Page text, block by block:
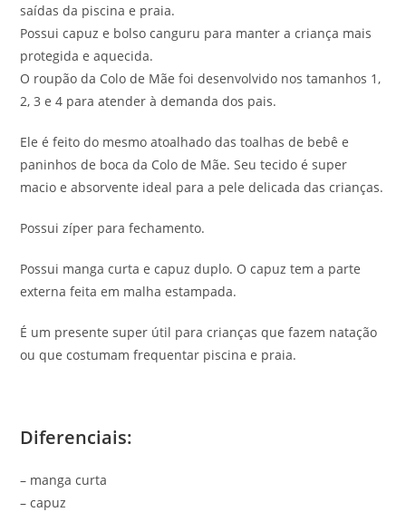
saídas da piscina e praia.
Possui capuz e bolso canguru para manter a criança mais
protegida e aquecida.
O roupão da Colo de Mãe foi desenvolvido nos tamanhos 1,
2, 3 e 4 para atender à demanda dos pais.
Ele é feito do mesmo atoalhado das toalhas de bebê e
paninhos de boca da Colo de Mãe. Seu tecido é super
macio e absorvente ideal para a pele delicada das crianças.
Possui zíper para fechamento.
Possui manga curta e capuz duplo. O capuz tem a parte
externa feita em malha estampada.
É um presente super útil para crianças que fazem natação
ou que costumam frequentar piscina e praia.
Diferenciais:
– manga curta
– capuz